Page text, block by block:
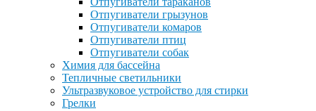
Отпугиватели грызунов
Отпугиватели комаров
Отпугиватели птиц
Отпугиватели собак
Химия для бассейна
Тепличные светильники
Ультразвуковое устройство для стирки
Грелки